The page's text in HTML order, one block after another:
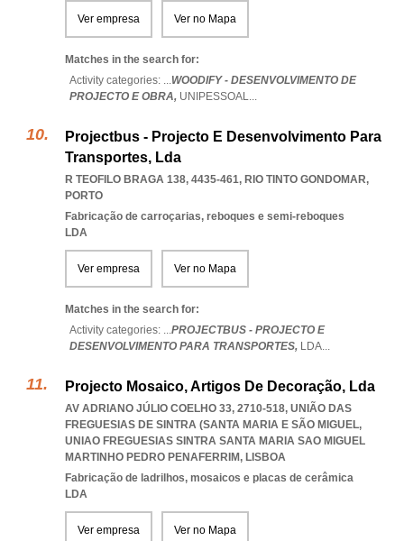
Ver empresa Ver no Mapa
Matches in the search for:
Activity categories: ...WOODIFY - DESENVOLVIMENTO DE
PROJECTO E OBRA, UNIPESSOAL...
Projectbus - Projecto E Desenvolvimento Para
Transportes, Lda
R TEOFILO BRAGA 138, 4435-461, RIO TINTO GONDOMAR,
PORTO
Fabricação de carroçarias, reboques e semi-reboques
LDA
Ver empresa Ver no Mapa
Matches in the search for:
Activity categories: ...PROJECTBUS - PROJECTO E
DESENVOLVIMENTO PARA TRANSPORTES, LDA...
Projecto Mosaico, Artigos De Decoração, Lda
AV ADRIANO JÚLIO COELHO 33, 2710-518, UNIÃO DAS
FREGUESIAS DE SINTRA (SANTA MARIA E SÃO MIGUEL,
UNIAO FREGUESIAS SINTRA SANTA MARIA SAO MIGUEL
MARTINHO PEDRO PENAFERRIM, LISBOA
Fabricação de ladrilhos, mosaicos e placas de cerâmica
LDA
Ver empresa Ver no Mapa